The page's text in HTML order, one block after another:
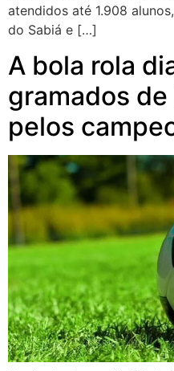
atendidos até 1.908
do Sabiá e […]
A bola rola
gramados
pelos